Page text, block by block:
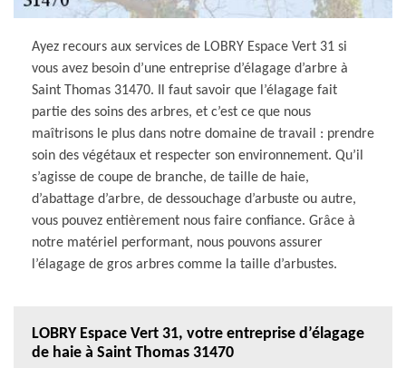
Ayez recours aux services de LOBRY Espace Vert 31 si
vous avez besoin d’une entreprise d’élagage d’arbre à
Saint Thomas 31470. Il faut savoir que l’élagage fait
partie des soins des arbres, et c’est ce que nous
maîtrisons le plus dans notre domaine de travail : prendre
soin des végétaux et respecter son environnement. Qu’il
s’agisse de coupe de branche, de taille de haie,
d’abattage d’arbre, de dessouchage d’arbuste ou autre,
vous pouvez entièrement nous faire confiance. Grâce à
notre matériel performant, nous pouvons assurer
l’élagage de gros arbres comme la taille d’arbustes.
LOBRY Espace Vert 31, votre entreprise d’élagage
de haie à Saint Thomas 31470